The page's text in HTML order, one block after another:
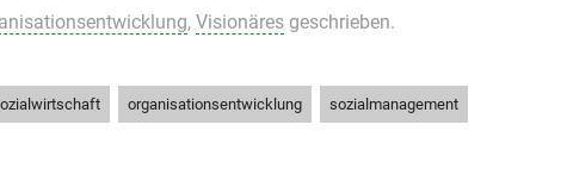
, Visionäres geschrieben.
organisationsentwicklung sozialmanagement